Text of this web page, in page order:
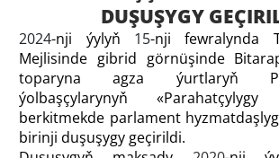
DUŞUŞYGY
2024-nji ýylyň 15-nji fewralynda
Mejlisinde gibrid görnüşinde
toparyna agza ýurtlaryň
ýolbaşçylarynyň
berkitmekde parlament
birinji duşuşygy geçirildi.